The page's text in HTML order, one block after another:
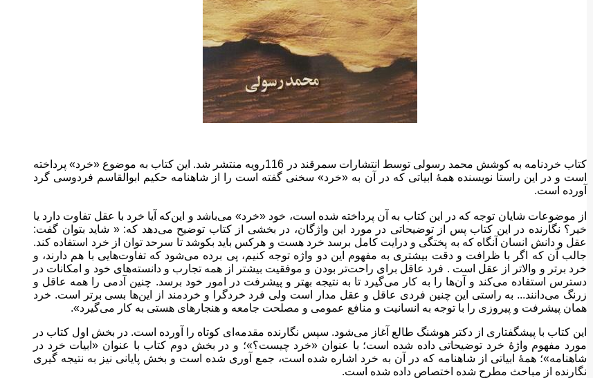
کتاب خردنامه به کوشش محمد رسولی توسط انتشارات سمرقند در 116رویه منتشر شد. این کتاب به موضوع «خرد» پرداخته
است و در این راستا نویسنده همهٔ ابیاتی که در آن به «خرد» سخنی گفته است را از شاهنامه حکیم ابوالقاسم فردوسی گرد
آورده است.
از موضوعات شایان توجه که در این کتاب به آن پرداخته شده است، خود «خرد» می‌باشد و این‌که آیا خرد با عقل تفاوت دارد یا
خیر؟ نگارنده در این کتاب پس از توضیحاتی در مورد این واژگان، در بخشی از کتاب توضیح می‌دهد که: « شاید بتوان گفت:
عقل و دانش انسان آنگاه که به پختگی و درایت کامل برسد خرد هست و هرکس باید بکوشد تا سرحد توان از خرد استفاده کند.
جالب آن که اگر با ظرافت و دقت بیشتری به مفهوم این دو واژه توجه کنیم، پی برده می‌شود که تفاوت‌هایی با هم دارند، و
خرد برتر و والاتر از عقل است . فرد عاقل برای راحت‌تر بودن و موفقیت بیشتر از همه تجارب و دانسته‌های خود و امکانات در
دسترس استفاده می‌کند و آن‌ها را به کار می‌گیرد تا به نتیجه بهتر و پیشرفت در امور خود برسد. چنین آدمی را همه عاقل و
زرنگ می‌دانند... به راستی این چنین فردی عاقل و عقل مدار است ولی فرد خردگرا و خردمند از این‌ها بسی برتر است. خرد
همان پیشرفت و پیروزی را با توجه به انسانیت و منافع عمومی و مصلحت جامعه و هنجارهای هستی به کار می‌گیرد».
این کتاب با پیشگفتاری از دکتر هوشنگ طالع آغاز می‌شود. سپس نگارنده مقدمه‌ای کوتاه را آورده است. در بخش اول کتاب در
مورد مفهوم واژهٔ خرد توضیحاتی داده شده است؛ با عنوان «خرد چیست؟»؛ و در بخش دوم کتاب با عنوان «ابیات خرد در
شاهنامه»؛ همهٔ ابیاتی از شاهنامه که در آن به خرد اشاره شده است، جمع آوری شده است و بخش پایانی نیز به نتیجه گیری
نگارنده از مباحث مطرح شده اختصاص داده شده است.